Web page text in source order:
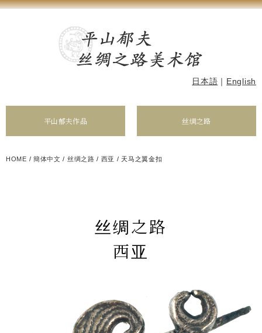
日本語 ｜ English
平山郁夫作品 丝绸之路
HOME / 簡体中文 / 丝绸之路 / 西亚 / 天马之翼金扣
丝绸之路
西亚